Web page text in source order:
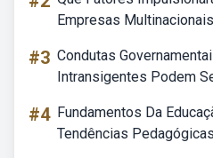
Empresas
#3 Condutas
Intransigentes Podem
#4 Fundamentos Da
Tendências